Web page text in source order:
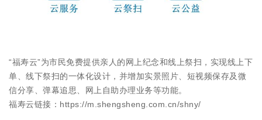
“福寿云”为市民免费提供亲人的网上纪念和线上祭扫，实现线上下
单、线下祭扫的一体化设计，并增加实景照片、短视频保存及微
信分享、弹幕追思、网上自助办理业务等功能。
福寿云链接：https://m.shengsheng.com.cn/shny/